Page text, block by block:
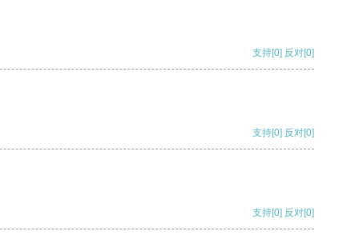
支持[0] 反对[0]
支持[0] 反对[0]
支持[0] 反对[0]